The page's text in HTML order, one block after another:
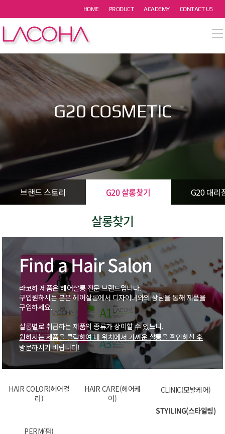
HOME PRODUCT ACADEMY CONTACT US
열기
열기
열기
열기 G20 COSMETIC
브랜드 스토리 G20 살롱찾기 G20 대리
살롱찾기
Find a Hair Salon
라코하 제품은 헤어살롱 전문 브랜드입니다.
구입원하시는 분은 헤어살롱에서 디자이너와의 상담을 통해 제품을
구입하세요.
살롱별로 취급하는 제품의 종류가 상이할 수 있느니.
원하시는 제품을 클릭하여 내 위치에서 가까운 살롱을 확인하신 후
방문하시기 바랍니다!
HAIR COLOR(헤어컬
러)
HAIR CARE(헤어케
어)
CLINIC(모발케어)
STYILING(스타일링)
PERM(펌)